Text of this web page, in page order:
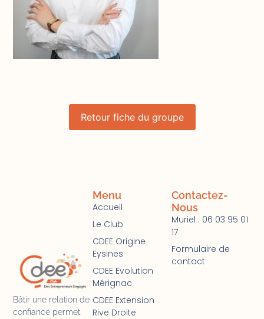
Retour fiche du groupe
Bâtir une relation de
confiance permet
Menu
Accueil
Le Club
CDEE Origine
Eysines
CDEE Evolution
Mérignac
CDEE Extension
Rive Droite
Contactez-
Nous
Muriel : 06 03 95 01
17
Formulaire de
contact